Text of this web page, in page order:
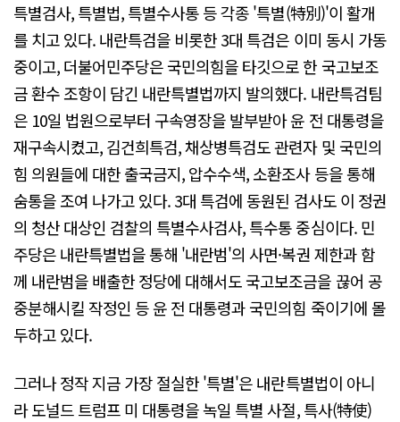
특별검사, 특별법, 특별수사통 등 각종 '특별(特別)'이 활개
를 치고 있다. 내란특검을 비롯한 3대 특검은 이미 동시 가동
중이고, 더불어민주당은 국민의힘을 타깃으로 한 국고보조
금 환수 조항이 담긴 내란특별법까지 발의했다. 내란특검팀
은 10일 법원으로부터 구속영장을 발부받아 윤 전 대통령을
재구속시켰고, 김건희특검, 채상병특검도 관련자 및 국민의
힘 의원들에 대한 출국금지, 압수수색, 소환조사 등을 통해
숨통을 조여 나가고 있다. 3대 특검에 동원된 검사도 이 정권
의 청산 대상인 검찰의 특별수사검사, 특수통 중심이다. 민
주당은 내란특별법을 통해 '내란범'의 사면·복권 제한과 함
께 내란범을 배출한 정당에 대해서도 국고보조금을 끊어 공
중분해시킬 작정인 등 윤 전 대통령과 국민의힘 죽이기에 몰
두하고 있다.
그러나 정작 지금 가장 절실한 '특별'은 내란특별법이 아니
라 도널드 트럼프 미 대통령을 녹일 특별 사절, 특사(特使)